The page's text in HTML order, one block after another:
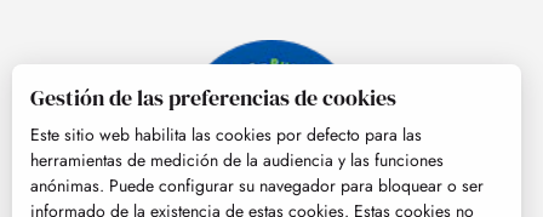
Gestión de las preferencias de cookies
Este sitio web habilita las cookies por defecto para las
herramientas de medición de la audiencia y las funciones
anónimas. Puede configurar su navegador para bloquear o ser
informado de la existencia de estas cookies. Estas cookies no